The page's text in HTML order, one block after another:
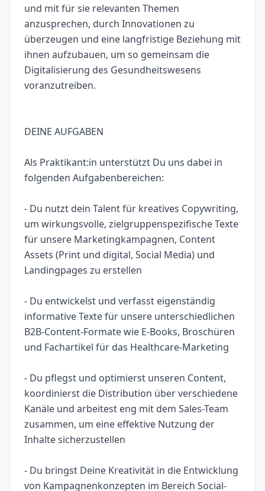
und mit für sie relevanten Themen
anzusprechen, durch Innovationen zu
überzeugen und eine langfristige Beziehung mit
ihnen aufzubauen, um so gemeinsam die
Digitalisierung des Gesundheitswesens
voranzutreiben.
DEINE AUFGABEN
Als Praktikant:in unterstützt Du uns dabei in
folgenden Aufgabenbereichen:
- Du nutzt dein Talent für kreatives Copywriting,
um wirkungsvolle, zielgruppenspezifische Texte
für unsere Marketingkampagnen, Content
Assets (Print und digital, Social Media) und
Landingpages zu erstellen
- Du entwickelst und verfasst eigenständig
informative Texte für unsere unterschiedlichen
B2B-Content-Formate wie E-Books, Broschüren
und Fachartikel für das Healthcare-Marketing
- Du pflegst und optimierst unseren Content,
koordinierst die Distribution über verschiedene
Kanäle und arbeitest eng mit dem Sales-Team
zusammen, um eine effektive Nutzung der
Inhalte sicherzustellen
- Du bringst Deine Kreativität in die Entwicklung
von Kampagnenkonzepten im Bereich Social-